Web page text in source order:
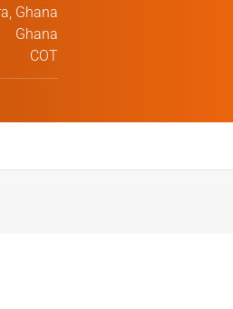
Ghana
Ghana
COT